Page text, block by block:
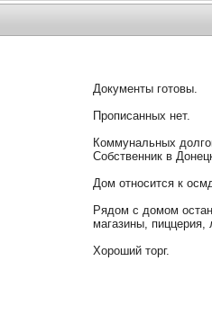
Документы готовы.
Прописанных нет.
Коммунальных
Собственник в
Дом относится к
Рядом с домом
магазины, пиццерия,
Хороший торг.